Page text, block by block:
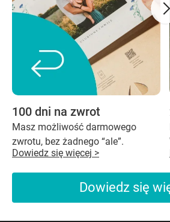
100 dni na zwrot
Masz możliwość darmowego
zwrotu, bez żadnego “ale”.
Dowiedz się więcej >
Dowiedz się